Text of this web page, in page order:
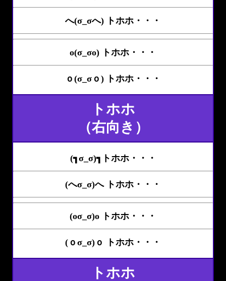
へ(σ_σへ) トホホ・・・
o(σ_σo) トホホ・・・
ｏ(σ_σｏ) トホホ・・・
トホホ
（右向き）
(┓σ_σ)┓トホホ・・・
(へσ_σ)へ トホホ・・・
(oσ_σ)o トホホ・・・
(ｏσ_σ)ｏ トホホ・・・
トホホ